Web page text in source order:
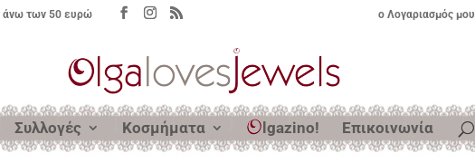
άνω των 50 ευρώ ο Λογαριασμός μου
Συλλογές Κοσμήματα lgazino! Επικοινωνία